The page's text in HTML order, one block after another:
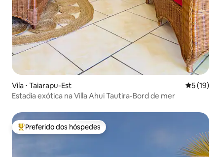
Vila ⋅ Taiarapu-Est 5 de uma
5 (19)
Estadia exótica na Villa Ahui Tautira-Bord de mer
Entre os melhores preferidos dos hóspedes
Preferido dos hóspedes